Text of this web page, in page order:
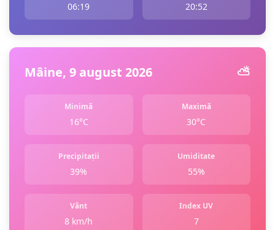
06:19 20:52
Mâine, 9 august 2026 ⛅️
Minimă
16°C
Maximă
30°C
Precipitații
39%
Umiditate
55%
Vânt
8 km/h
Index UV
7